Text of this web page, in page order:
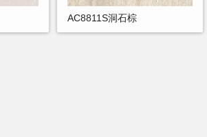
AC8811S洞石棕